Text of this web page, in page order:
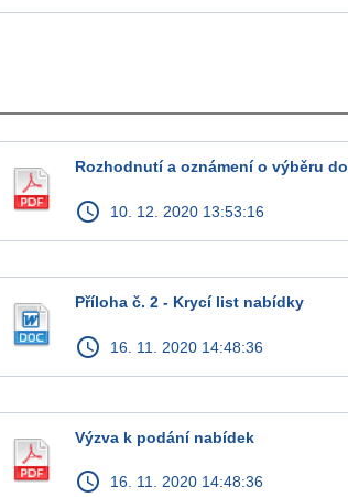
Rozhodnutí a oznámení o výběru
access_time 10. 12. 2020 13:53:16
Příloha č. 2 - Krycí list nabídky
access_time 16. 11. 2020 14:48:36
Výzva k podání nabídek
access_time 16. 11. 2020 14:48:36